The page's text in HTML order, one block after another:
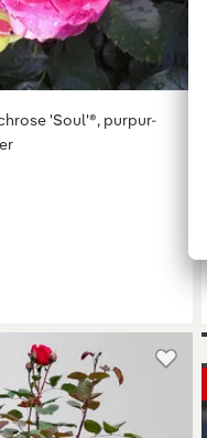
'Soul'®, purpur-